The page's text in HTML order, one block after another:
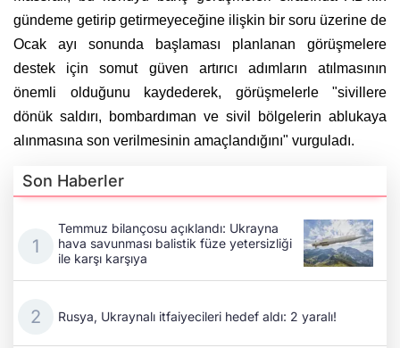
gündeme getirip getirmeyeceğine ilişkin bir soru üzerine de
Ocak ayı sonunda başlaması planlanan görüşmelere
destek için somut güven artırıcı adımların atılmasının
önemli olduğunu kaydederek, görüşmelerle "sivillere
dönük saldırı, bombardıman ve sivil bölgelerin ablukaya
alınmasına son verilmesinin amaçlandığını" vurguladı.
Son Haberler
Temmuz bilançosu açıklandı: Ukrayna
hava savunması balistik füze yetersizliği
ile karşı karşıya
Rusya, Ukraynalı itfaiyecileri hedef aldı: 2 yaralı!